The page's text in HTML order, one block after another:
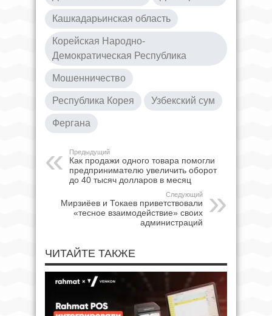
Кашкадарьинская область
Корейская Народно-
Демократическая Республика
Мошенничество
Республика Корея Узбекский сум
Фергана
Предыдущий
Как продажи одного товара помогли
предпринимателю увеличить оборот
до 40 тысяч долларов в месяц
Следующий
Мирзиёев и Токаев приветствовали
«тесное взаимодействие» своих
администраций
ЧИТАЙТЕ ТАКЖЕ